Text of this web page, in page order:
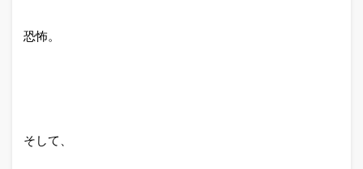
恐怖。
そして、